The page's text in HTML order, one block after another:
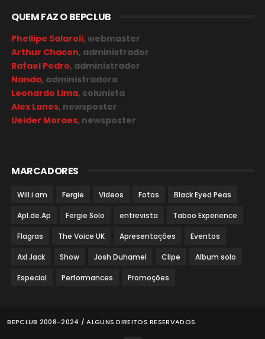
QUEM FAZ O BEPCLUB
Phellipe Salaroli, webmaster
Arthur Chacon, administrador
Rafael Pedro, administrador
Nanda, administradora
Leonardo Lima, colunista
Alex Lanes, newsposter
Ueider Moraes, newsposter
MARCADORES
Will.i.am Fergie Videos Fotos Black Eyed Peas
Apl.de.Ap Fergie Solo entrevista Taboo Experience
Flagras The Voice UK Apresentações Eventos
Axl Jack Show Josh Duhamel Clipe Album solo
Especial Performances Promoções
BEPCLUB 2008-2024 / ALGUNS DIREITOS RESERVADOS.